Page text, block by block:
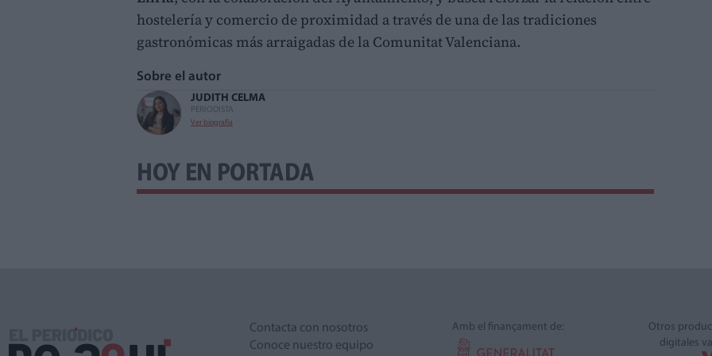
hostelería y comercio de proximidad a través de una de las tradiciones
gastronómicas más arraigadas de la Comunitat Valenciana.
Sobre el autor
JUDITH CELMA
PERIODISTA
Ver biografía
HOY EN PORTADA
Contacta con nosotros
Conoce nuestro equipo
Amb el finançament de:
Otros
digitales